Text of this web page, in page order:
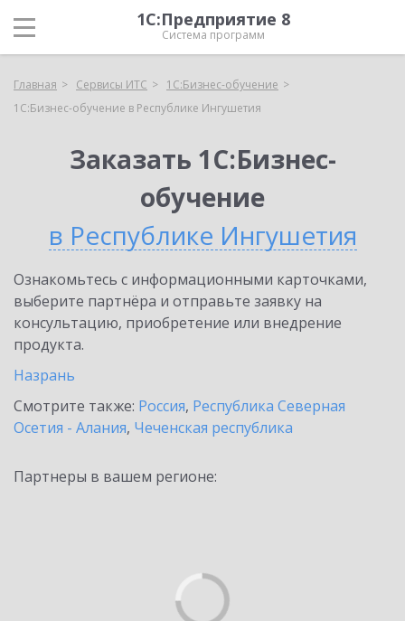
1С:Предприятие 8
Система программ
Главная Сервисы ИТС
1С:Бизнес-обучение
1С:Бизнес-обучение в Республике Ингушетия
Заказать 1С:Бизнес-
обучение
в Республике Ингушетия
Ознакомьтесь с информационными карточками,
выберите партнёра и отправьте заявку на
консультацию, приобретение или внедрение
продукта.
Назрань
Смотрите также: Россия, Республика Северная
Осетия - Алания, Чеченская республика
Партнеры в вашем регионе: